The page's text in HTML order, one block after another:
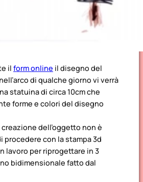
il form online il disegno del
di qualche giorno vi verrà
statuina di circa 10cm che
forme e colori del disegno
dell’oggetto non è
procedere con la stampa 3d
lavoro per riprogettare in 3
bidimensionale fatto dal